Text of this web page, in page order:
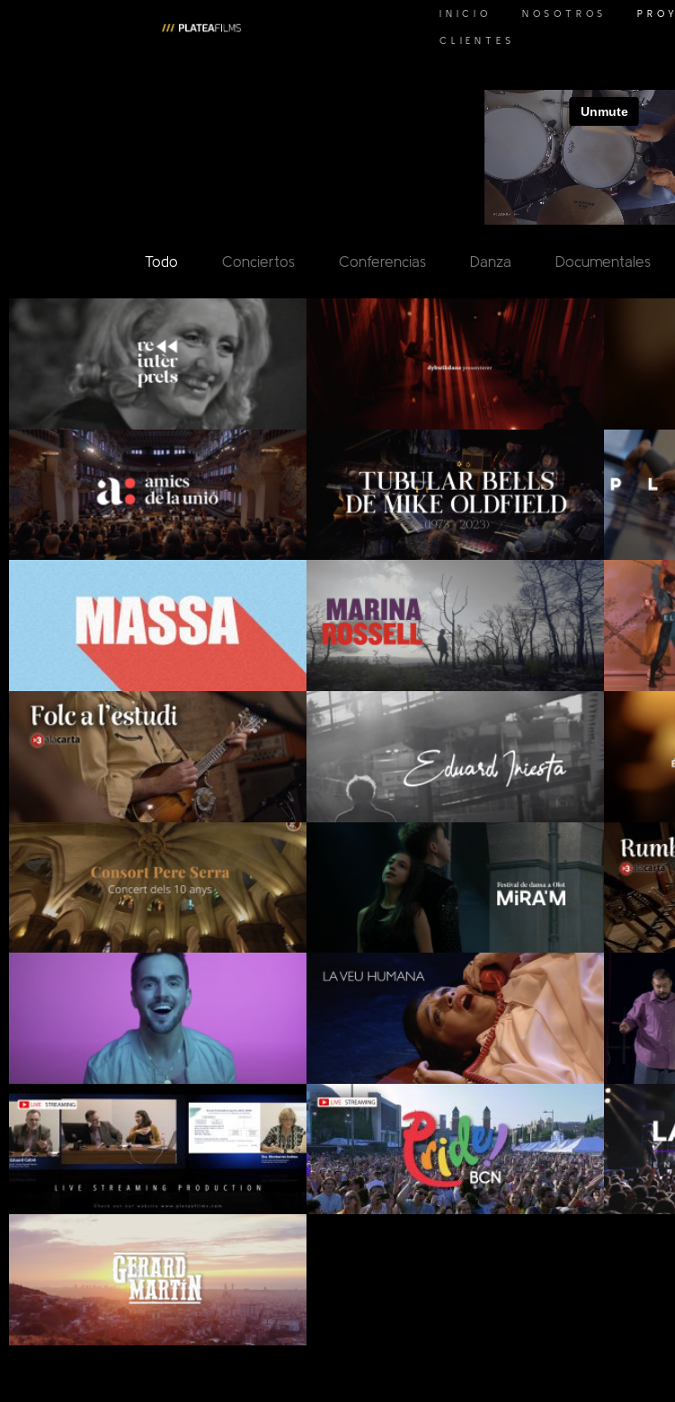
INICIO NOSOTROS
CLIENTES
Todo Conciertos Conferencias Danza Documentales